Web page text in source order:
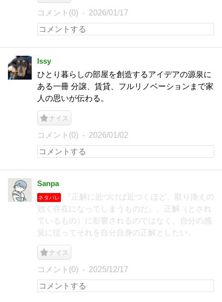
コメント(0) 2026/01/17
Issy
ひとり暮らしの部屋を創造するアイデアの源泉に
ある一冊 分譲、賃貸、フルリノベーションまで家
人の思いが伝わる。
ナイス
コメント(0) 2026/01/02
Sanpa
ネタバレ
『正解に近づけば近づくほど、取り換えの
効く存在になってしまうものだ』。正解（とされ
ているもの）に影響されるのではなく、自分の感
覚に従ってそれを自分自身の正解としたい。
ナイス
コメント(0) 2025/12/17